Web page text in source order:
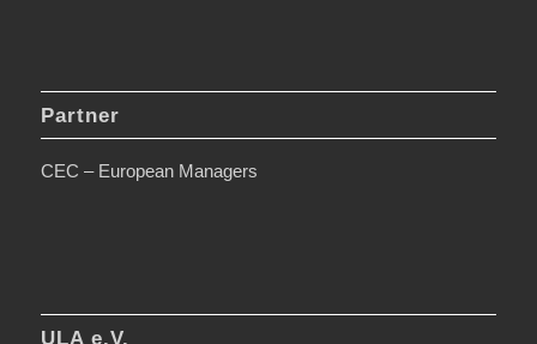
Partner
CEC – European Managers
ULA e.V.